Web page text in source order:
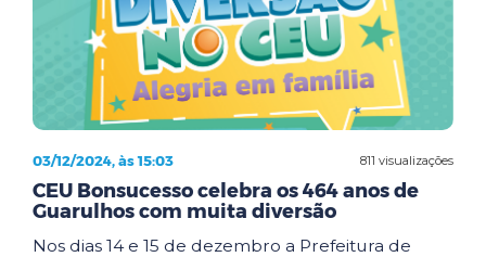
811 visualizações
03/12/2024, às 15:03
CEU Bonsucesso celebra os 464 anos de
Guarulhos com muita diversão
Nos dias 14 e 15 de dezembro a Prefeitura de